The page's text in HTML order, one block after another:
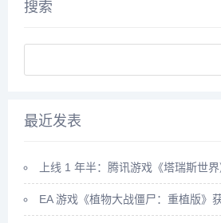
搜索
最近发表
上线 1 年半：腾讯游戏《塔瑞斯世
EA 游戏《植物大战僵尸：重植版》